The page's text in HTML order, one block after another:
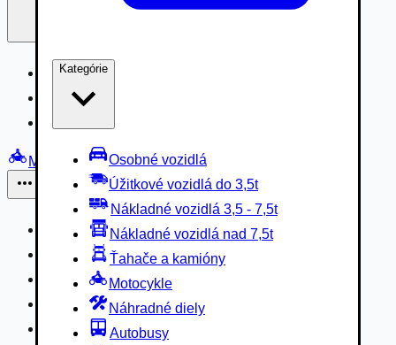
Kategórie
Osobné vozidlá
Úžitkové vozidlá do 3,5t
Nákladné vozidlá 3,5 - 7,5t
Nákladné vozidlá nad 7,5t
Ťahače a kamióny
Motocykle
Náhradné diely
Autobusy
Nákladné vozidlá 3,5 - 7,5t
Nákladné vozidlá nad 7,5t
Motocykle
Náhradné diely
Autobusy
Vodné/Snežné skútre, štvorkolky
Obytné prívesy autokaravany / bufety
Poľnohospodárske vozidlá / stroje